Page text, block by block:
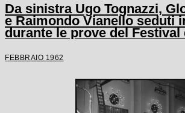
Da sinistra Ugo Tognazzi,
e Raimondo Vianello seduti
durante le prove del Festival
FEBBRAIO 1962